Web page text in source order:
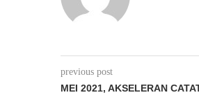
previous post
MEI 2021, AKSELERAN